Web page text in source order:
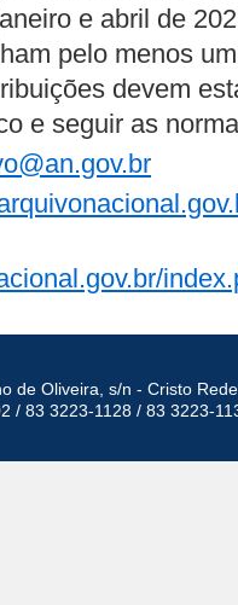
e abril de
pelo menos
devem
e seguir as
de Oliveira, s/n - Cristo
/ 83 3223-1128 / 83 3223-